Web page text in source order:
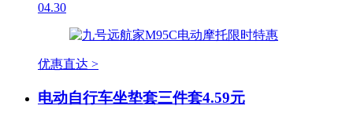
04.30
优惠直达 >
电动自行车坐垫套三件套4.59元